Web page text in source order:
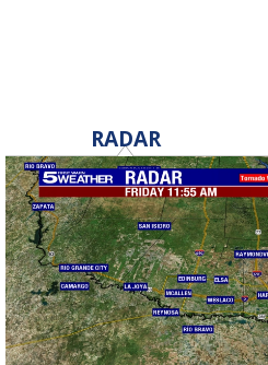
RADAR